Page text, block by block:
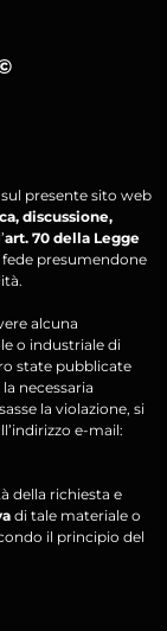
presente sito web
discussione,
art. 70 della Legge
presumendone
alcuna
o industriale di
state pubblicate
necessaria
la violazione, si
e-mail:
della richiesta e
di tale materiale o
il principio del